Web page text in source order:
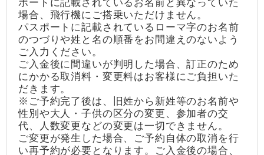
ポートに記載されているお名前と異なっていた
場合、飛行機にご搭乗いただけません。
パスポートに記載されているローマ字のお名前
のつづりや姓と名の順番をお間違えのないよう
ご入力ください。
ご入金後に間違いが判明した場合、訂正のため
にかかる取消料・変更料はお客様にご負担いた
だきます。
※ご予約完了後は、旧姓から新姓等のお名前や
性別や大人・子供の区分の変更、参加者の交
代、人数変更などの変更は一切できません。
ご変更が発生した場合、ご予約自体の取消を行
い再予約が必要となります。ご入金後の場合、